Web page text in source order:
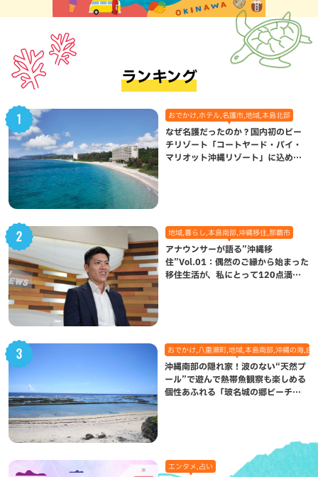
ランキング
おでかけ,ホテル,名護市,地域,本島北部
なぜ名護だったのか？国内初のビー
チリゾート「コートヤード・バイ・
マリオット沖縄リゾート」に込めら
地域,暮らし,本島南部,沖縄移住,那覇市
アナウンサーが語る”沖縄移
住”Vol.01：偶然のご縁から始まった
移住生活が、私にとって120点満点
おでかけ,八重瀬町,地域,本島南部,沖縄の海,自
沖縄南部の隠れ家！波のない“天然プ
ール”で遊んで熱帯魚観察も楽しめる
個性あふれる「玻名城の郷ビーチ」
エンタメ,占い